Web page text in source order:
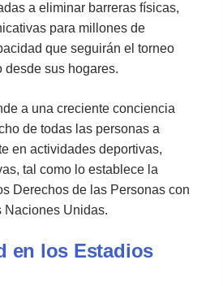
a eliminar barreras físicas,
para millones de
que seguirán el torneo
desde sus hogares.
a una creciente conciencia
de todas las personas a
en actividades deportivas,
tal como lo establece la
Derechos de las Personas con
Naciones Unidas.
en los Estadios